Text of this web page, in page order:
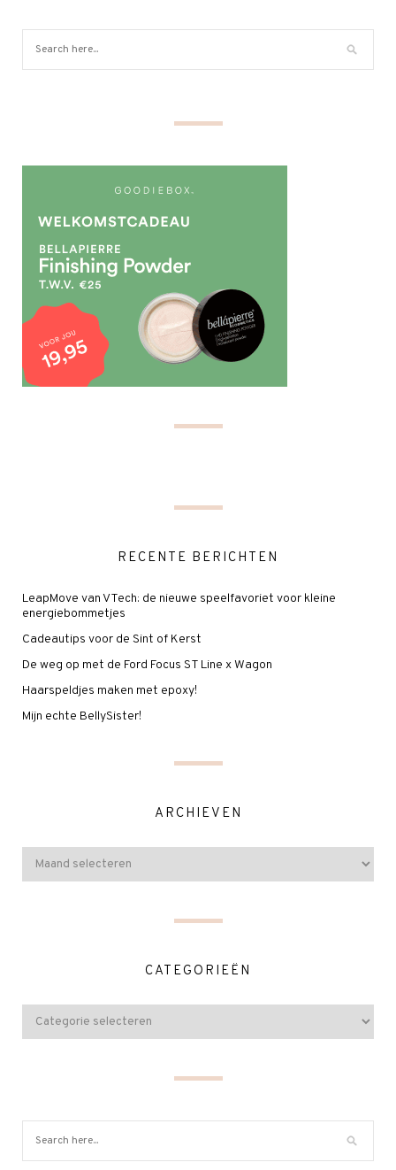
RECENTE BERICHTEN
LeapMove van VTech: de nieuwe speelfavoriet voor kleine
energiebommetjes
Cadeautips voor de Sint of Kerst
De weg op met de Ford Focus ST Line x Wagon
Haarspeldjes maken met epoxy!
Mijn echte BellySister!
ARCHIEVEN
CATEGORIEËN